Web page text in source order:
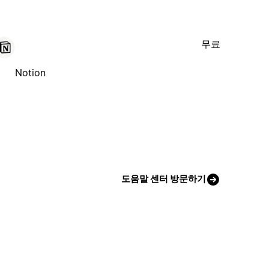
Notion
무료
도움말 센터 방문하기